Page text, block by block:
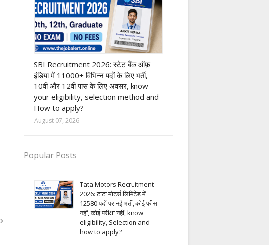
SBI Recruitment 2026: स्टेट बैंक ऑफ़
इंडिया में 11000+ विभिन्न पदों के लिए भर्ती,
10वीं और 12वीं पास के लिए अवसर, know
your eligibility, selection method and
How to apply?
August 07, 2026
Popular Posts
Tata Motors Recruitment
2026: टाटा मोटर्स लिमिटेड में
12580 पदों पर नई भर्ती, कोई फीस
नहीं, कोई परीक्षा नहीं, know
eligibility, Selection and
how to apply?